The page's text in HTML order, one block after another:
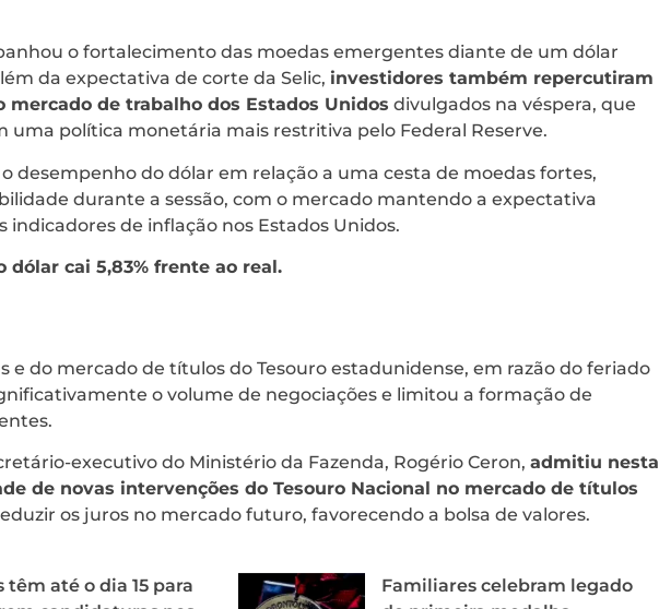
o fortalecimento das moedas emergentes diante de um dólar
da expectativa de corte da Selic, investidores também repercutiram
mercado de trabalho dos Estados Unidos divulgados na véspera, que
uma política monetária mais restritiva pelo Federal Reserve.
desempenho do dólar em relação a uma cesta de moedas fortes,
durante a sessão, com o mercado mantendo a expectativa
indicadores de inflação nos Estados Unidos.
dólar cai 5,83% frente ao real.
e do mercado de títulos do Tesouro estadunidense, em razão do feriado
o volume de negociações e limitou a formação de
executivo do Ministério da Fazenda, Rogério Ceron, admitiu nesta
de novas intervenções do Tesouro Nacional no mercado de títulos
os juros no mercado futuro, favorecendo a bolsa de valores.
têm até o dia 15 para
Familiares celebram legado